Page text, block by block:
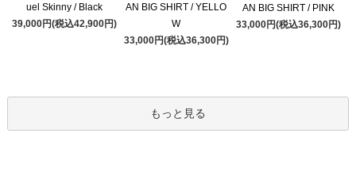
uel Skinny / Black
39,000円(税込42,900円)
AN BIG SHIRT / YELLO
W
33,000円(税込36,300円)
AN BIG SHIRT / PINK
33,000円(税込36,300円)
もっと見る